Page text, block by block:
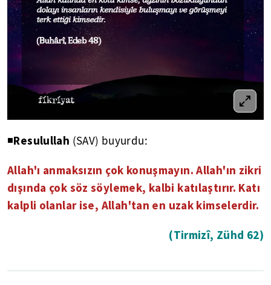
◾Resulullah (SAV) buyurdu:
Allah'ı anmaksızın çok konuşmayın. Allah'ın zikri
dışında çok söz söylemek, kalbi katılaştırır. Katı
kalpli olanlar ise, Allah'tan en uzak kimselerdir.
(Tirmizî, Zühd 62)